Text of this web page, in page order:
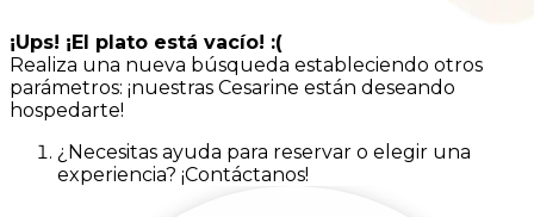
¡Ups! ¡El plato está vacío! :(
Realiza una nueva búsqueda estableciendo otros
parámetros: ¡nuestras Cesarine están deseando
hospedarte!
¿Necesitas ayuda para reservar o elegir una
experiencia? ¡Contáctanos!